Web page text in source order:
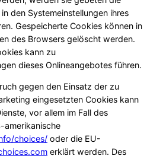
den Systemeinstellungen ihres
Gespeicherte Cookies können in
des Browsers gelöscht werden.
kann zu
dieses Onlineangebotes führen.
gegen den Einsatz der zu
eingesetzten Cookies kann
vor allem im Fall des
amerikanische
choices/ oder die EU-
erklärt werden. Des